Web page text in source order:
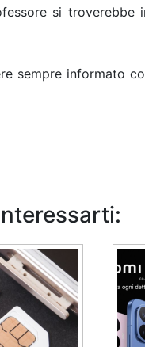
si troverebbe
sempre informato